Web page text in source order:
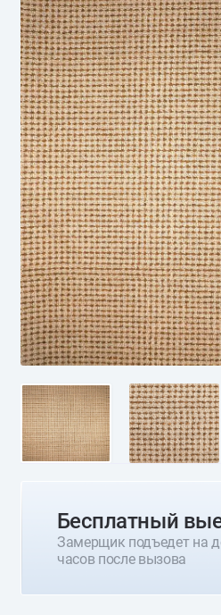
Бесплатный
Замерщик подъедет на
часов после вызова